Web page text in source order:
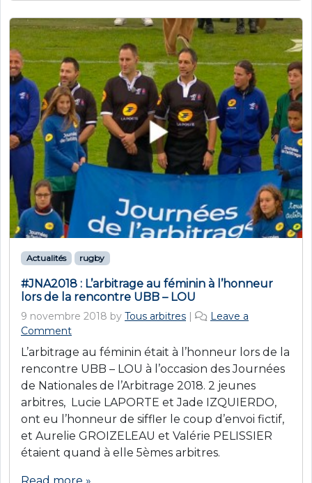
Actualités rugby
#JNA2018 : L’arbitrage au féminin à l’honneur
lors de la rencontre UBB – LOU
9 novembre 2018 by Tous arbitres |
Leave a
Comment
L’arbitrage au féminin était à l’honneur lors de la
rencontre UBB – LOU à l’occasion des Journées
de Nationales de l’Arbitrage 2018. 2 jeunes
arbitres, Lucie LAPORTE et Jade IZQUIERDO,
ont eu l’honneur de siffler le coup d’envoi fictif,
et Aurelie GROIZELEAU et Valérie PELISSIER
étaient quand à elle 5èmes arbitres.